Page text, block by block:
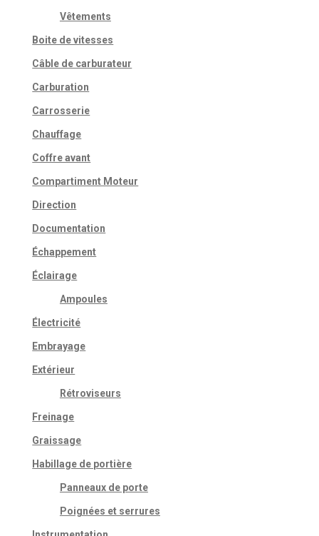
Vêtements
Boite de vitesses
Câble de carburateur
Carburation
Carrosserie
Chauffage
Coffre avant
Compartiment Moteur
Direction
Documentation
Échappement
Éclairage
Ampoules
Électricité
Embrayage
Extérieur
Rétroviseurs
Freinage
Graissage
Habillage de portière
Panneaux de porte
Poignées et serrures